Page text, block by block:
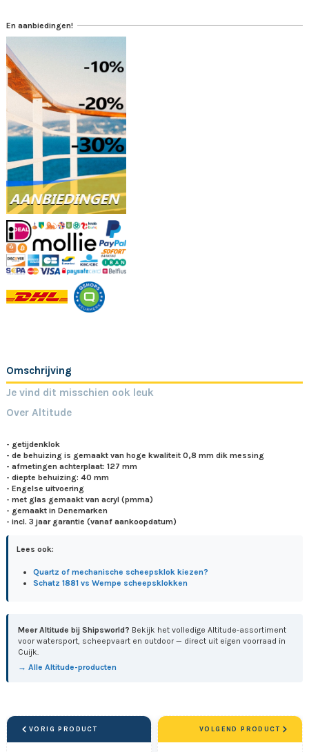
En aanbiedingen!
Omschrijving
Je vind dit misschien ook leuk
Over Altitude
- getijdenklok
- de behuizing is gemaakt van hoge kwaliteit 0,8 mm dik messing
- afmetingen achterplaat: 127 mm
- diepte behuizing: 40 mm
- Engelse uitvoering
- met glas gemaakt van acryl (pmma)
- gemaakt in Denemarken
- incl. 3 jaar garantie (vanaf aankoopdatum)
Lees ook:
Quartz of mechanische scheepsklok kiezen?
Schatz 1881 vs Wempe scheepsklokken
Meer Altitude bij Shipsworld? Bekijk het volledige Altitude-assortiment
voor watersport, scheepvaart en outdoor — direct uit eigen voorraad in
Cuijk.
→ Alle Altitude-producten
VORIG PRODUCT VOLGEND PRODUCT